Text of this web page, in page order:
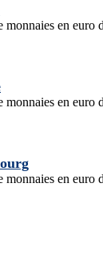
monnaies en euro
monnaies en euro
monnaies en euro